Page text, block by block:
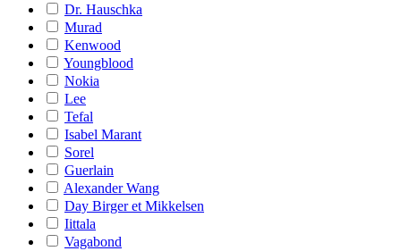
Dr. Hauschka
Murad
Kenwood
Youngblood
Nokia
Lee
Tefal
Isabel Marant
Sorel
Guerlain
Alexander Wang
Day Birger et Mikkelsen
Iittala
Vagabond